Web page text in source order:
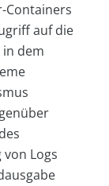
Containers
auf die
in dem
Logs